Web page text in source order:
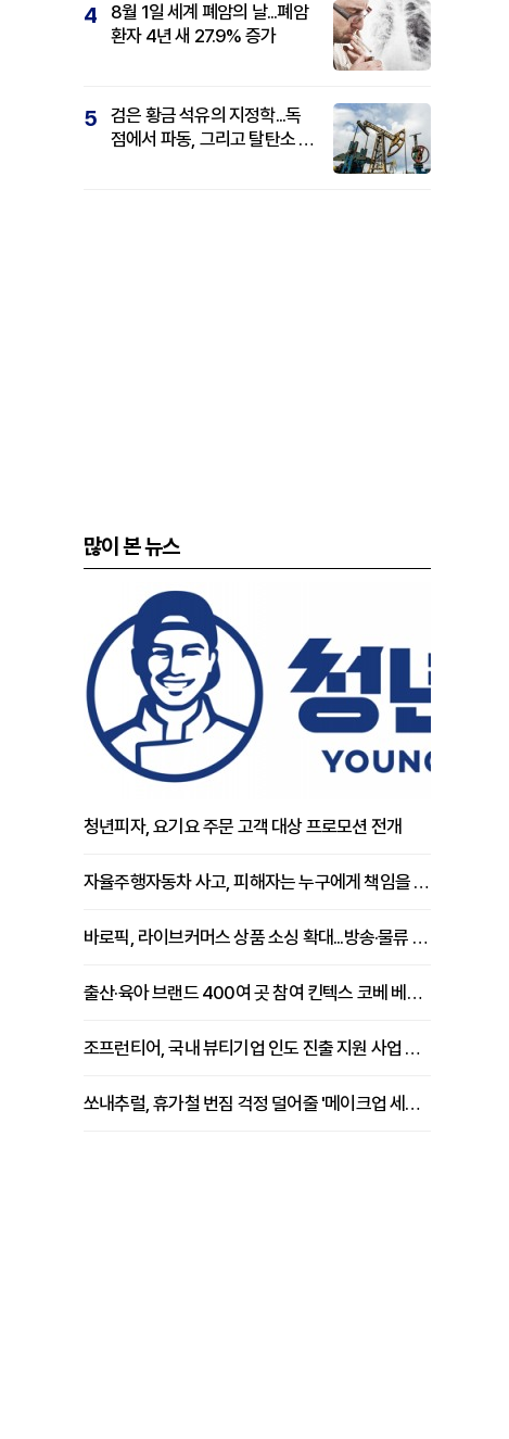
4
8월 1일 세계 폐암의 날...폐암
환자 4년 새 27.9% 증가
5
검은 황금 석유의 지정학...독
점에서 파동, 그리고 탈탄소 패
많이 본 뉴스
청년피자, 요기요 주문 고객 대상 프로모션 전개
자율주행자동차 사고, 피해자는 누구에게 책임을 물을 수 있을까
바로픽, 라이브커머스 상품 소싱 확대...방송·물류 원스톱 지원 강화
출산·육아 브랜드 400여 곳 참여 킨텍스 코베 베이비페어 개막
조프런티어, 국내 뷰티기업 인도 진출 지원 사업 추진
쏘내추럴, 휴가철 번짐 걱정 덜어줄 '메이크업 세팅 멀티 매직 실러' 제안